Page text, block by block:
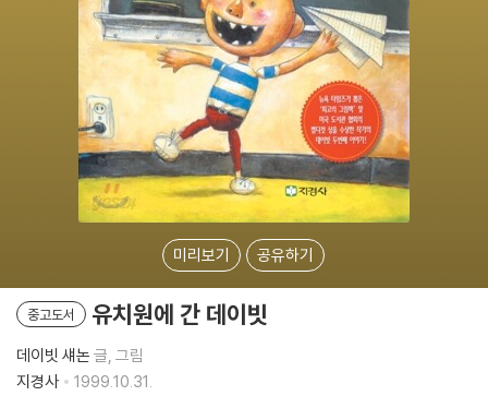
미리보기 공유하기
중고도서 유치원에 간 데이빗
데이빗 섀논 글, 그림
지경사
1999.10.31.